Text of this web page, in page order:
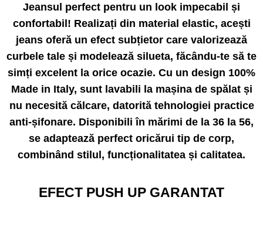
Jeansul perfect pentru un look impecabil și
confortabil! Realizați din material elastic, acești
jeans oferă un efect subțietor care valorizează
curbele tale și modelează silueta, făcându-te să te
simți excelent la orice ocazie. Cu un design 100%
Made in Italy, sunt lavabili la mașina de spălat și
nu necesită călcare, datorită tehnologiei practice
anti-șifonare. Disponibili în mărimi de la 36 la 56,
se adaptează perfect oricărui tip de corp,
combinând stilul, funcționalitatea și calitatea.
EFECT PUSH UP GARANTAT